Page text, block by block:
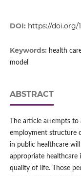
DOI: https://doi.org/
Keywords: health
model
ABSTRACT
The article attempts
employment structure
in public healthcare
appropriate healthcare
quality of life. Those